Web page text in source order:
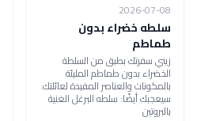
2026-07-08
سلطه خضراء بدون
طماطم
زيني سفرتك بطبق من السلطة
الخضراء بدون طماطم المليئة
بالمكونات والعناصر المفيدة لعائلتك.
سيعجبك أيضًا: سلطه البرغل الغنية
بالبروتين